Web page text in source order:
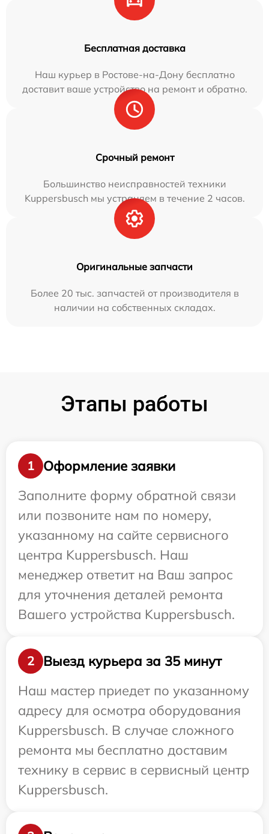
Бесплатная доставка
Наш курьер в Ростове-на-Дону бесплатно
доставит ваше устройство на ремонт и обратно.
Срочный ремонт
Большинство неисправностей техники
Kuppersbusch мы устраняем в течение 2 часов.
Оригинальные запчасти
Более 20 тыс. запчастей от производителя в
наличии на собственных складах.
Этапы работы
1
Оформление заявки
Заполните форму обратной связи
или позвоните нам по номеру,
указанному на сайте сервисного
центра Kuppersbusch. Наш
менеджер ответит на Ваш запрос
для уточнения деталей ремонта
Вашего устройства Kuppersbusch.
2
Выезд курьера за 35 минут
Наш мастер приедет по указанному
адресу для осмотра оборудования
Kuppersbusch. В случае сложного
ремонта мы бесплатно доставим
технику в сервис в сервисный центр
Kuppersbusch.